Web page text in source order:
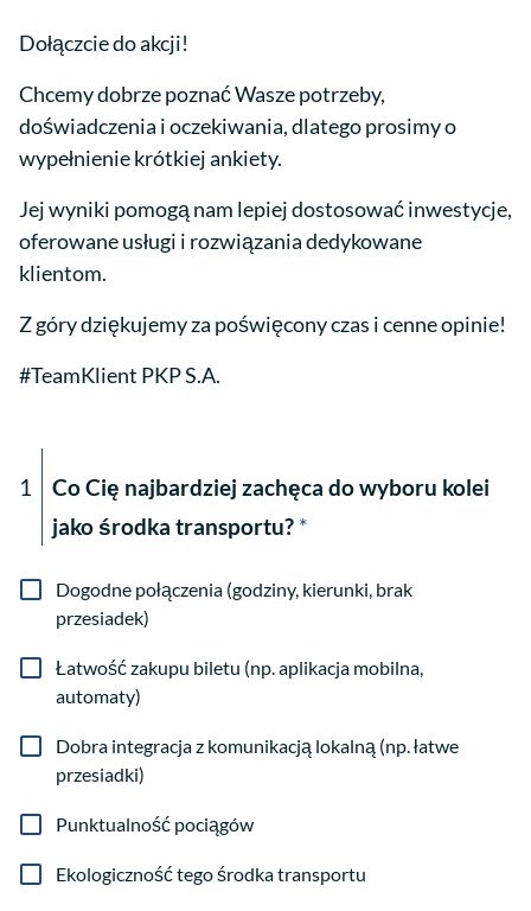
Dołączcie do akcji!
Chcemy dobrze poznać Wasze potrzeby,
doświadczenia i oczekiwania, dlatego prosimy o
wypełnienie krótkiej ankiety.
Jej wyniki pomogą nam lepiej dostosować inwestycje,
oferowane usługi i rozwiązania dedykowane
klientom.
Z góry dziękujemy za poświęcony czas i cenne opinie!
#TeamKlient PKP S.A.
1
Co Cię najbardziej zachęca do wyboru kolei
jako środka transportu? *
Dogodne połączenia (godziny, kierunki, brak
przesiadek)
Łatwość zakupu biletu (np. aplikacja mobilna,
automaty)
Dobra integracja z komunikacją lokalną (np. łatwe
przesiadki)
Punktualność pociągów
Ekologiczność tego środka transportu